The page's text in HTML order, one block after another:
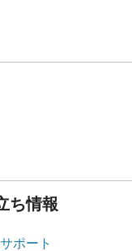
ち情報
ポート